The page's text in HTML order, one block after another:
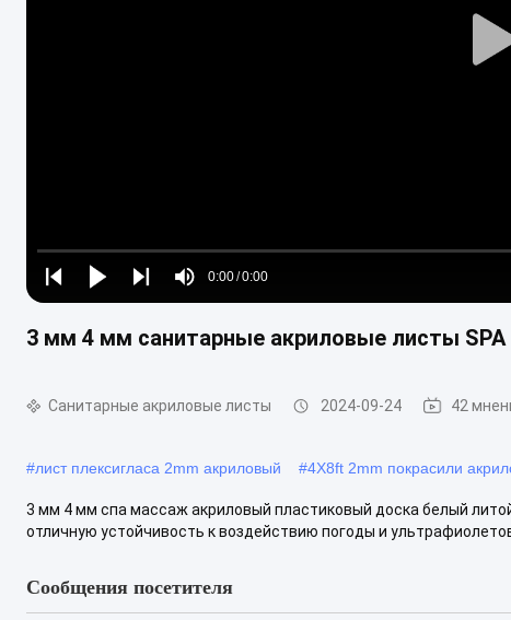
Play
Play
Play
Mute
Time
0:00/0:00
Loaded:
0%
3 мм 4 мм санитарные акриловые листы
Санитарные акриловые листы 2024-09-24 42
#лист плексигласа 2mm акриловый #4X8ft 2mm покрасили
3 мм 4 мм спа массаж акриловый пластиковый доска белый
отличную устойчивость к воздействию погоды и
Сообщения посетителя